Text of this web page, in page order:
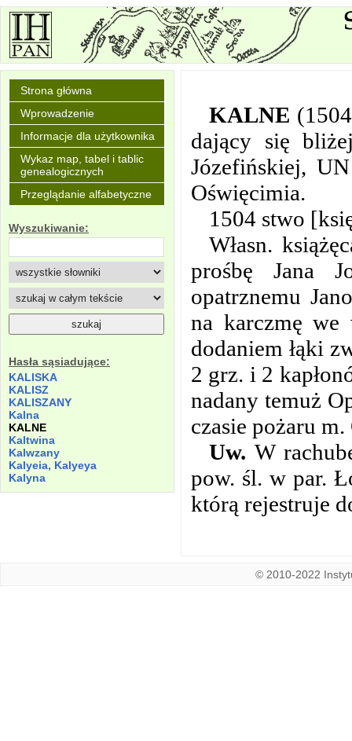
Strona główna
Wprowadzenie
Informacje dla użytkownika
Wykaz map, tabel i tablic
genealogicznych
Przeglądanie alfabetyczne
Wyszukiwanie:
Hasła sąsiadujące:
KALISKA
KALISZ
KALISZANY
Kalna
KALNE
Kaltwina
Kalwzany
Kalyeia, Kalyeya
Kalyna
KALNE
dający się
Józefińskiej,
Oświęcimia.
1504 stwo
Własn.
prośbę Jana
opatrznemu
na karczmę
dodaniem łąki
2 grz. i 2
nadany temuż
czasie pożaru
Uw. W
pow. śl. w par.
którą rejestruje
© 2010-2022